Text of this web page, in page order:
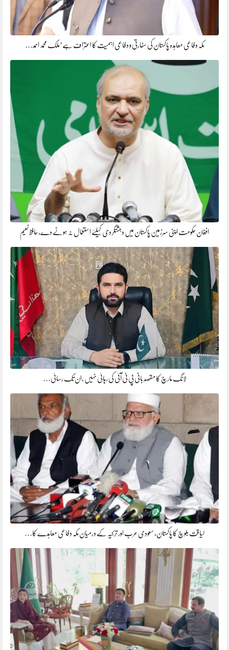
مکہ دفاعی معاہدہ پاکستان کی سفارتی و دفاعی اہمیت کا اعتراف ہے’ملک محمد احمد…
افغان حکومت اپنی سرزمین پاکستان میں دہشتگردی کیلئے استعمال نہ ہونے دے، حافظ نعیم
لانگ مارچ کا مقصد بانی پی ٹی آئی کی رہائی نہیں ،ان تک رسائی…
لیاقت بلوچ کا پاکستان، سعودی عرب اور ترکیہ کے درمیان مکہ دفاعی معاہدے کا…